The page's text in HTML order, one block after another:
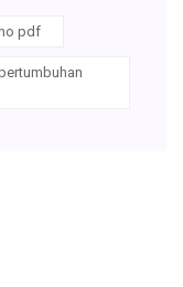
pdf